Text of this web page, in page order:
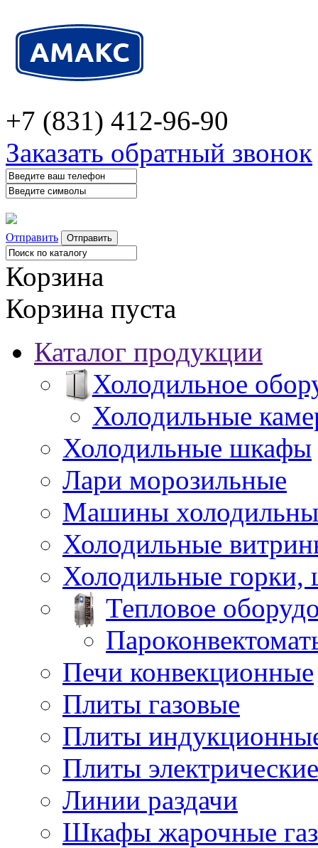
+7 (831) 412-96-90
Заказать обратный звонок
Отправить
Корзина
Корзина пуста
Каталог продукции
Холодильное
Холодильные
Холодильные шкафы
Лари морозильные
Машины
Холодильные
Холодильные
Тепловое
Печи конвекционные
Плиты газовые
Плиты
Плиты электрические
Линии раздачи
Шкафы жарочные